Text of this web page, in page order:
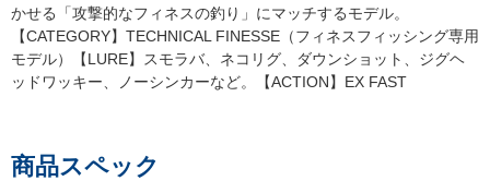
かせる「攻撃的なフィネスの釣り」にマッチするモデル。
【CATEGORY】TECHNICAL FINESSE（フィネスフィッシング専用
モデル）【LURE】スモラバ、ネコリグ、ダウンショット、ジグヘ
ッドワッキー、ノーシンカーなど。【ACTION】EX FAST
商品スペック